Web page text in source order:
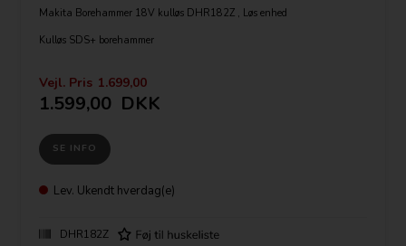
Makita Borehammer 18V kulløs DHR182Z , Løs enhed
Kulløs SDS+ borehammer
Tekniske specifikationer:
Batterispænding: 18V
Maks. omdrejningstal: 1350/min.
Maks. slagantal: 5.000 /min.
Maks. bore-Ø i beton/stål/træ: 18/13/24 mm
Vægt: 2,4-3,2 kg.
Vejl. Pris 1.699,00
1.599,00 DKK
SE INFO
Lev. Ukendt hverdag(e)
DHR182Z